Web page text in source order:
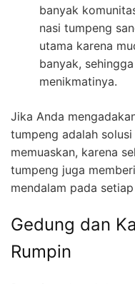
banyak
nasi tumpeng
utama karena
banyak,
menikmatinya.
Jika Anda
tumpeng adalah
memuaskan, karena
tumpeng juga
mendalam pada
Gedung dan
Rumpin